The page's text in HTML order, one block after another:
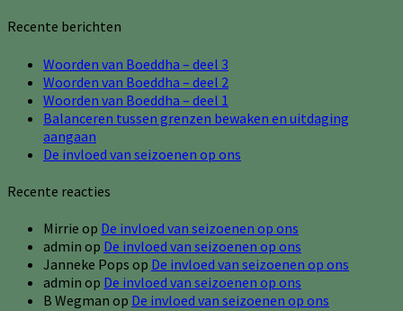
Recente berichten
Woorden van Boeddha – deel 3
Woorden van Boeddha – deel 2
Woorden van Boeddha – deel 1
Balanceren tussen grenzen bewaken en uitdaging
aangaan
De invloed van seizoenen op ons
Recente reacties
Mirrie op De invloed van seizoenen op ons
admin op De invloed van seizoenen op ons
Janneke Pops op De invloed van seizoenen op ons
admin op De invloed van seizoenen op ons
B Wegman op De invloed van seizoenen op ons